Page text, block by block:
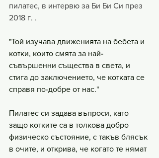
пилатес, в интервю за Би Би Си през
2018 г. .
"Той изучава движенията на бебета и
котки, които смята за най-
съвършенни същества в света, и
стига до заключението, че котката се
справя по-добре от нас."
Пилатес си задава въпроси, като
защо котките са в толкова добро
физическо състояние, с такъв блясък
в очите, и открива, че когато те нямат